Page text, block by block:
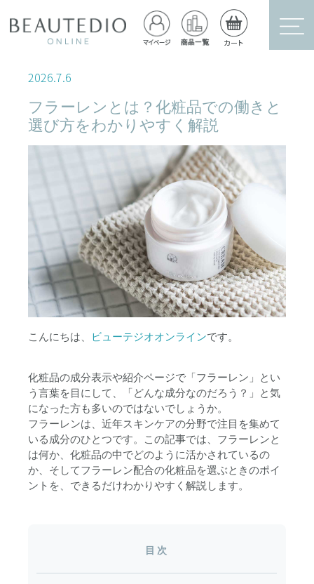
2026.7.6
フラーレンとは？化粧品での働きと
選び方をわかりやすく解説
こんにちは、 ビューテジオオンラインです。
化粧品の成分表示や紹介ページで「フラーレン」とい
う言葉を目にして、「どんな成分なのだろう？」と気
になった方も多いのではないでしょうか。
フラーレンは、近年スキンケアの分野で注目を集めて
いる成分のひとつです。この記事では、フラーレンと
は何か、化粧品の中でどのように活かされているの
か、そしてフラーレン配合の化粧品を選ぶときのポイ
ントを、できるだけわかりやすく解説します。
目次